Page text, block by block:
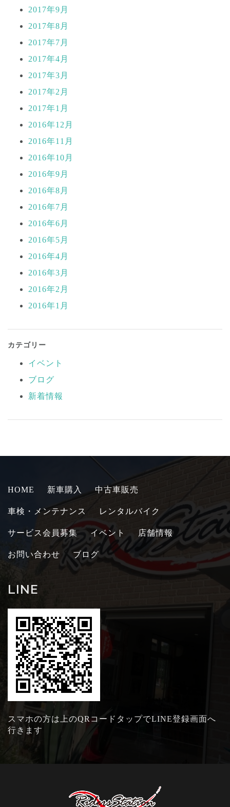
2017年9月
2017年8月
2017年7月
2017年4月
2017年3月
2017年2月
2017年1月
2016年12月
2016年11月
2016年10月
2016年9月
2016年8月
2016年7月
2016年6月
2016年5月
2016年4月
2016年3月
2016年2月
2016年1月
カテゴリー
イベント
ブログ
新着情報
HOME 新車購入 中古車販売
車検・メンテナンス レンタルバイク
サービス会員募集 イベント 店舗情報
お問い合わせ ブログ
LINE
スマホの方は上のQRコードタップでLINE登録画面へ
行きます